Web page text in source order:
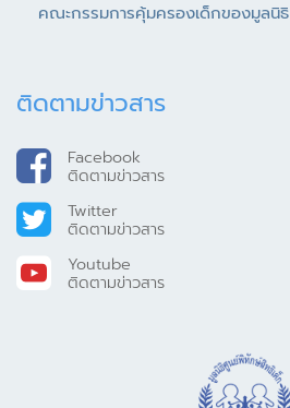
คณะกรรมการคุ้มครองเด็กของมูลนิธิ
ติดตามข่าวสาร
Facebook
ติดตามข่าวสาร
Twitter
ติดตามข่าวสาร
Youtube
ติดตามข่าวสาร